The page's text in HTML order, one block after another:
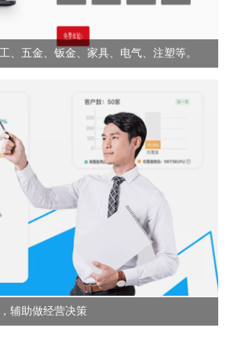
、五金、钣金、家具、电气、注塑等。
辅助做经营决策